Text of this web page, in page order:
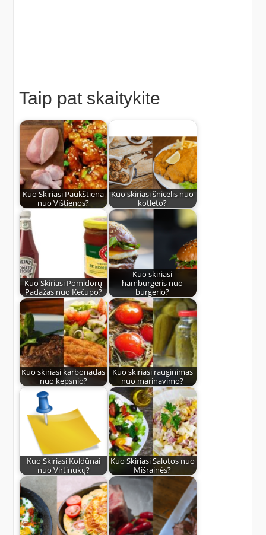
Taip pat skaitykite
Kuo Skiriasi Paukštiena
nuo Vištienos?
Kuo skiriasi šnicelis nuo
kotleto?
Kuo Skiriasi Pomidorų
Padažas nuo Kečupo?
Kuo skiriasi
hamburgeris nuo
burgerio?
Kuo skiriasi karbonadas
nuo kepsnio?
Kuo skiriasi rauginimas
nuo marinavimo?
Kuo Skiriasi Koldūnai
nuo Virtinukų?
Kuo Skiriasi Salotos nuo
Mišrainės?